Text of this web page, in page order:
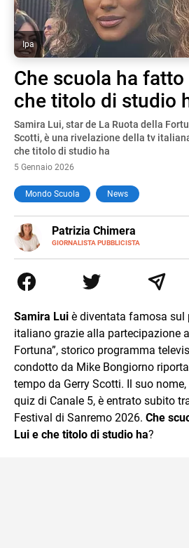
Ipa
Che scuola ha
che titolo di studio
Samira Lui, star de La Ruota della
Scotti, è una rivelazione della tv
che titolo di studio ha
5 Gennaio 2026
Mondo Scuola News
Patrizia Chimera
GIORNALISTA PUBBLICISTA
E-
MAIL
LINKEDIN
collaborato con grandi gruppi
comunicazione
Samira Lui è diventata famosa sul
italiano grazie alla partecipazione
Fortuna”, storico programma
condotto da Mike Bongiorno
tempo da Gerry Scotti. Il suo
quiz di Canale 5, è entrato subito
Festival di Sanremo 2026. Che
Lui e che titolo di studio ha?